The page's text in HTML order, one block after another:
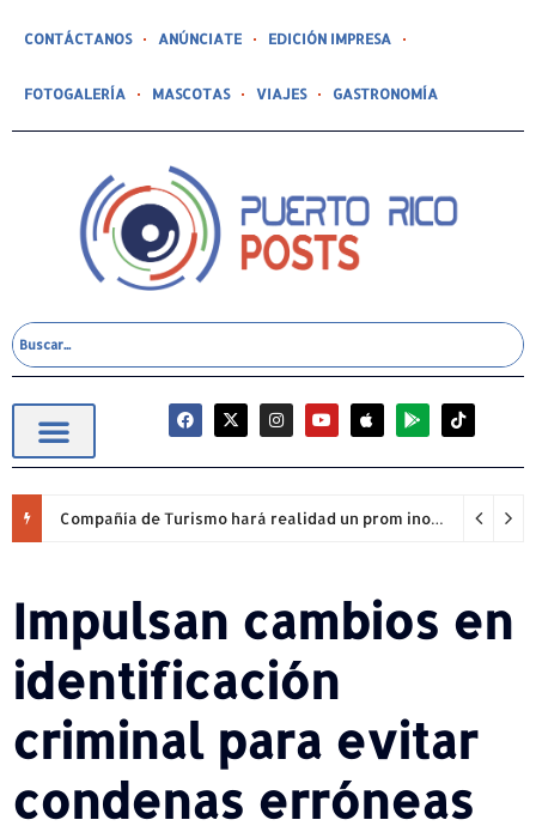
CONTÁCTANOS ANÚNCIATE EDICIÓN IMPRESA
FOTOGALERÍA MASCOTAS VIAJES GASTRONOMÍA
Compañía de Turismo hará realidad un prom inolvidable junto a Jowell para estudiantes de la Escuela Gabriela Mistral
Impulsan cambios en
identificación
criminal para evitar
condenas erróneas